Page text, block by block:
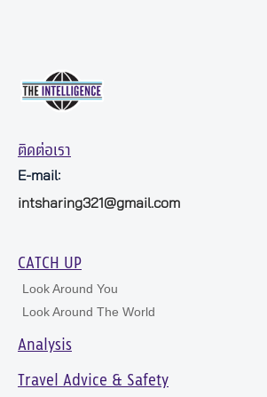
ติดต่อเรา
E-mail:
intsharing321@gmail.com
CATCH UP
Look Around You
Look Around The World
Analysis
Travel Advice & Safety